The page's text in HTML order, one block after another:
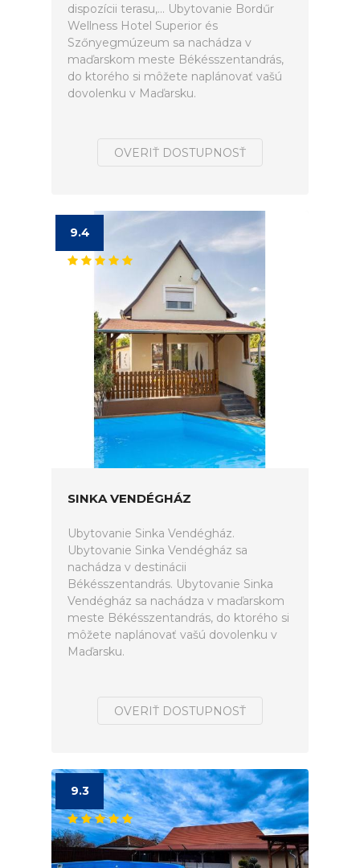
dispozícii terasu,... Ubytovanie Bordűr
Wellness Hotel Superior és
Szőnyegmúzeum sa nachádza v
maďarskom meste Békésszentandrás,
do ktorého si môžete naplánovať vašú
dovolenku v Maďarsku.
OVERIŤ DOSTUPNOSŤ
9.4
SINKA VENDÉGHÁZ
Ubytovanie Sinka Vendégház.
Ubytovanie Sinka Vendégház sa
nachádza v destinácii
Békésszentandrás. Ubytovanie Sinka
Vendégház sa nachádza v maďarskom
meste Békésszentandrás, do ktorého si
môžete naplánovať vašú dovolenku v
Maďarsku.
OVERIŤ DOSTUPNOSŤ
9.3